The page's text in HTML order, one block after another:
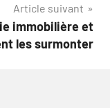
Article suivant
immobilière et
les surmonter